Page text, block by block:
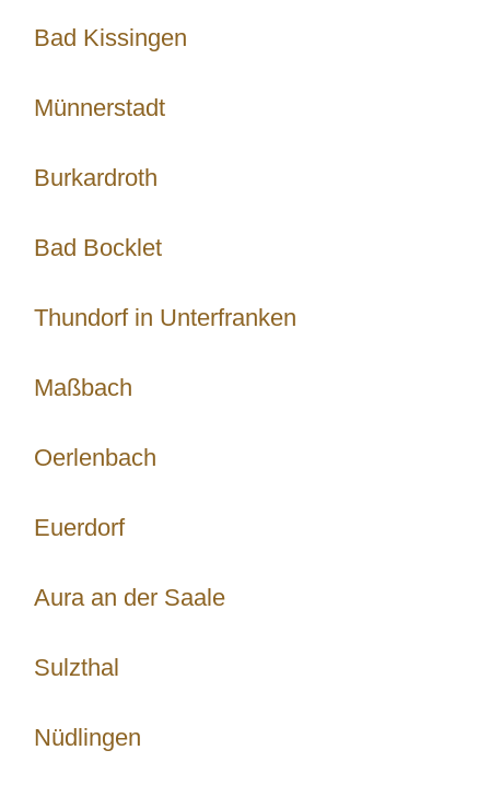
Bad Kissingen
Münnerstadt
Burkardroth
Bad Bocklet
Thundorf in Unterfranken
Maßbach
Oerlenbach
Euerdorf
Aura an der Saale
Sulzthal
Nüdlingen